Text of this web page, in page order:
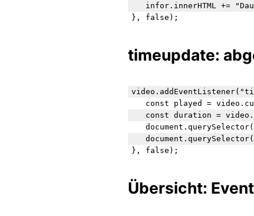
infor.innerHTML +=
timeupdate:
const played =
const duration =
Übersicht: